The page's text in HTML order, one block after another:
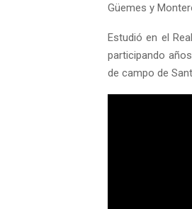
Güemes y
Estudió en el
participando
de campo de